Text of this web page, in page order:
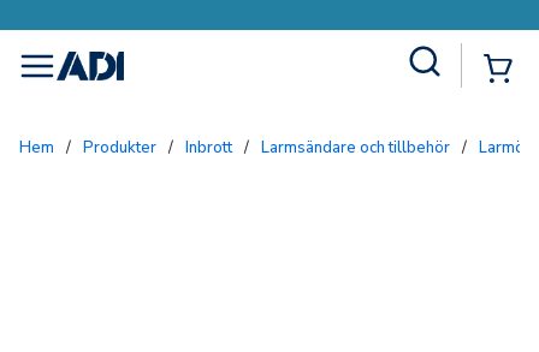
menu
Hem / Produkter / Inbrott / Larmsändare och tillbehör /